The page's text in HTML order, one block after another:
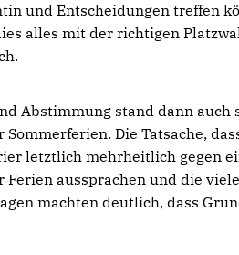
und Entscheidungen treffen
alles mit der richtigen
Abstimmung stand dann auch
Die Tatsache,
letztlich mehrheitlich gegen
Ferien aussprachen und die
machten deutlich, dass